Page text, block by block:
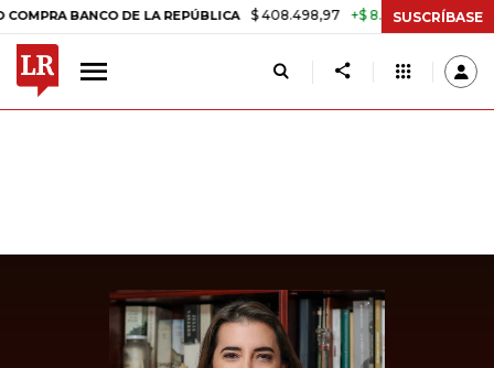
BANCO DE LA REPÚBLICA $ 408.498,97 +$ 8.753,81 +2,19%
SUSCRÍBASE